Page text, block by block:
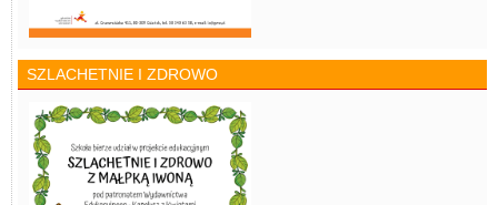
SZLACHETNIE I ZDROWO